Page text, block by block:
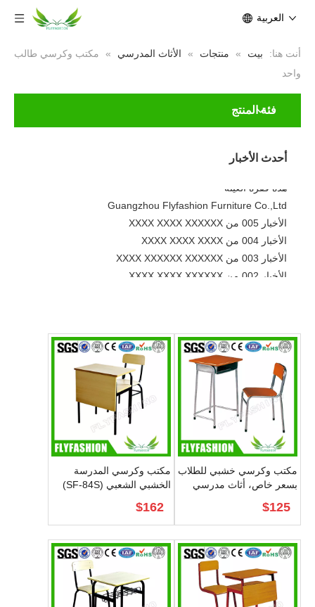
العربية
أنت هنا: بيت » منتجات » الأثاث المدرسي »
مكتب وكرسي طالب
واحد
فئة المنتج
أحدث الأخبار
الأخبار 001 من XXXX XXXXXX XXXXX
لا تتردد في تعديل هذا النص لجعله
Guangzhou Flyfashion Furniture Co.,Ltd
الأخبار 005 من XXXX XXXX XXXXXX
الأخبار 004 من XXXX XXXX XXXX
الأخبار 003 من XXXX XXXXXX XXXXXX
الأخبار 002 من XXXX XXXX XXXXXX
أصنعها
هذه فقرة العينة
Guangzhou Flyfashion Furniture Co.,Ltd
مكتب وكرسي خشبي للطلاب
بسعر خاص، أثاث مدرسي
$125
مكتب وكرسي المدرسة
الخشبي الشعبي (SF-84S)
$162